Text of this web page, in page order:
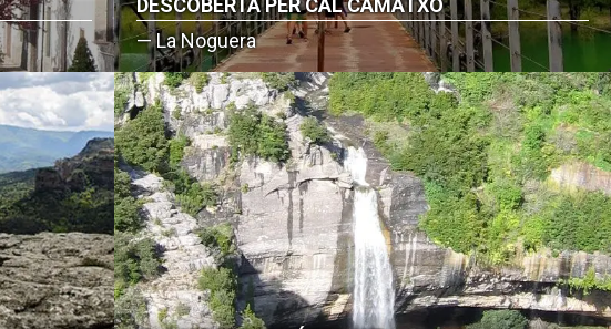
DESCOBERTA PER CAL CAMATXO
— La Noguera